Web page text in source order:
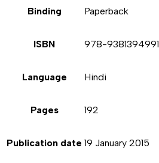
Binding Paperback
ISBN 978-9381394991
Language Hindi
Pages 192
Publication date 19 January 2015